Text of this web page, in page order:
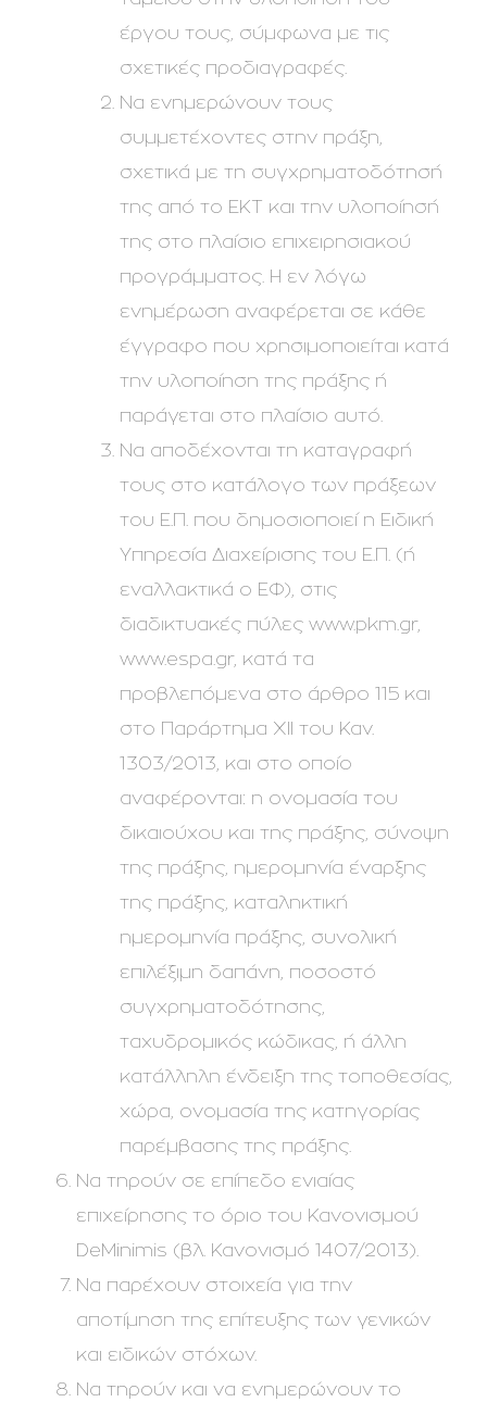
έργου τους, σύμφωνα με τις
σχετικές προδιαγραφές.
Να ενημερώνουν τους
συμμετέχοντες στην πράξη,
σχετικά με τη συγχρηματοδότησή
της από το ΕΚΤ και την υλοποίησή
της στο πλαίσιο επιχειρησιακού
προγράμματος. Η εν λόγω
ενημέρωση αναφέρεται σε κάθε
έγγραφο που χρησιμοποιείται κατά
την υλοποίηση της πράξης ή
παράγεται στο πλαίσιο αυτό.
Να αποδέχονται τη καταγραφή
τους στο κατάλογο των πράξεων
του Ε.Π. που δημοσιοποιεί η Ειδική
Υπηρεσία Διαχείρισης του Ε.Π. (ή
εναλλακτικά ο ΕΦ), στις
διαδικτυακές πύλες www.pkm.gr,
www.espa.gr, κατά τα
προβλεπόμενα στο άρθρο 115 και
στο Παράρτημα ΧΙΙ του Καν.
1303/2013, και στο οποίο
αναφέρονται: η ονομασία του
δικαιούχου και της πράξης, σύνοψη
της πράξης, ημερομηνία έναρξης
της πράξης, καταληκτική
ημερομηνία πράξης, συνολική
επιλέξιμη δαπάνη, ποσοστό
συγχρηματοδότησης,
ταχυδρομικός κώδικας, ή άλλη
κατάλληλη ένδειξη της τοποθεσίας,
χώρα, ονομασία της κατηγορίας
παρέμβασης της πράξης.
Να τηρούν σε επίπεδο ενιαίας
επιχείρησης το όριο του Κανονισμού
DeMinimis (βλ. Κανονισμό 1407/2013).
Να παρέχουν στοιχεία για την
αποτίμηση της επίτευξης των γενικών
και ειδικών στόχων.
Να τηρούν και να ενημερώνουν το